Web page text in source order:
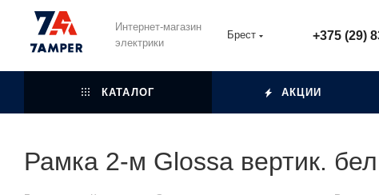
Интернет-магазин
электрики
Брест +375 (29)
КАТАЛОГ АКЦИИ
Рамка 2-м Glossa вертик.